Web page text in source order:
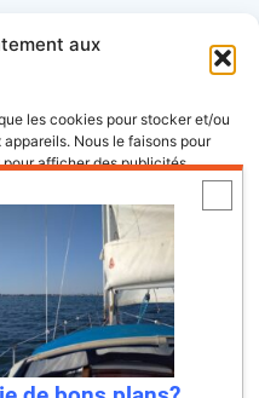
aux
les cookies pour stocker et/ou
Nous le faisons pour
pour afficher des publicités
nous autorisera à
de navigation ou les ID
ou de retirer son
sur certaines fonctonnalités et
bateaux